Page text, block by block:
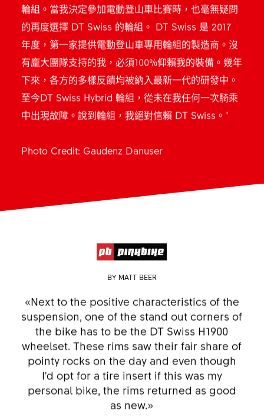
輪組。當我決定參加電動登山車比賽時，也毫無疑問
的再度選擇 DT Swiss 的輪組。 DT Swiss 是 2017
年度，第一家提供電動登山車專用輪組的製造商。沒
有龐大團隊支持的我，必須100%仰賴我的裝備。幾年
下來，各方的多樣反饋均被納入最新一代的研發中。
至今DT Swiss Hybrid 輪組，從未在我任何一次騎乘
中出現故障。說到輪組，我絕對信賴 DT Swiss。"
Photo Credit: Gaudenz Danuser
BY MATT BEER
«Next to the positive characteristics of the
suspension, one of the stand out corners of
the bike has to be the DT Swiss H1900
wheelset. These rims saw their fair share of
pointy rocks on the day and even though
I'd opt for a tire insert if this was my
personal bike, the rims returned as good
as new.»